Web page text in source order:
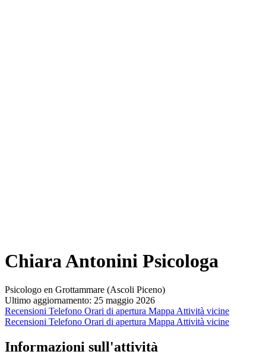
Chiara Antonini Psicologa
Psicologo en Grottammare (Ascoli Piceno)
Ultimo aggiornamento: 25 maggio 2026
Recensioni Telefono Orari di apertura Mappa Attività vicine
Recensioni Telefono Orari di apertura Mappa Attività vicine
Informazioni sull'attività